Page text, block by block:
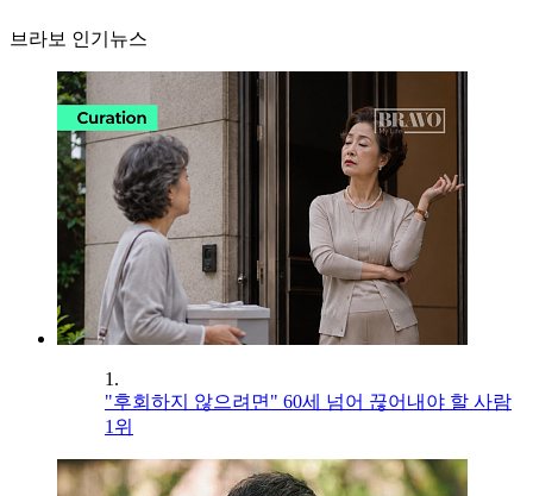
브라보 인기뉴스
1.
"후회하지 않으려면" 60세 넘어 끊어내야 할 사람
1위